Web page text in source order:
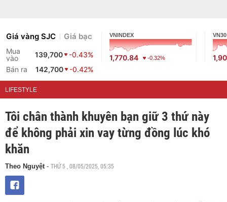
Giá vàng SJC Giá bạc
Mua
vào
139,700
-0.43%
Bán ra
142,700 -0.42%
VNINDEX
1,770.84 -0.32%
VN30
LIFESTYLE
Tôi chân thành khuyên bạn giữ 3 thứ này
để không phải xin vay từng đồng lúc khó
khăn
Theo Nguyệt- THỨ 5 , 08/05/2025, 05:35